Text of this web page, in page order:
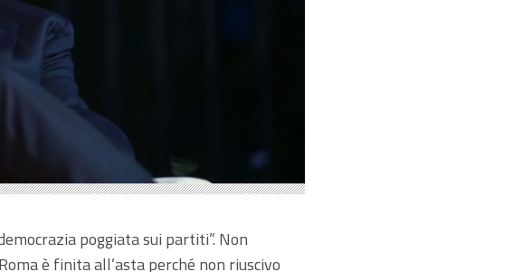
poggiata sui partiti”. Non
è finita all’asta perché non riuscivo